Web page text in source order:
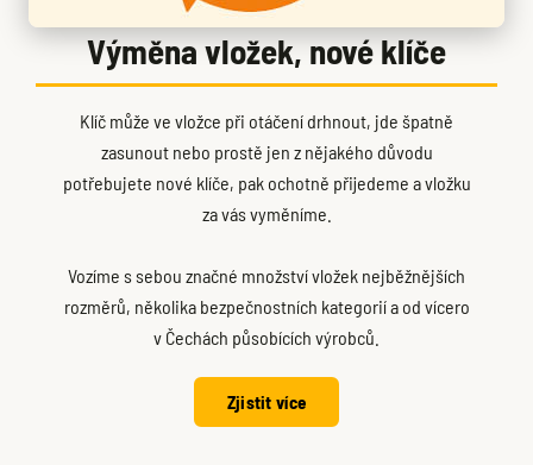
Výměna vložek, nové klíče
Klíč může ve vložce při otáčení drhnout, jde špatně
zasunout nebo prostě jen z nějakého důvodu
potřebujete nové klíče, pak ochotně přijedeme a vložku
za vás vyměníme.
Vozíme s sebou značné množství vložek nejběžnějších
rozměrů, několika bezpečnostních kategorií a od vícero
v Čechách působících výrobců.
Zjistit více